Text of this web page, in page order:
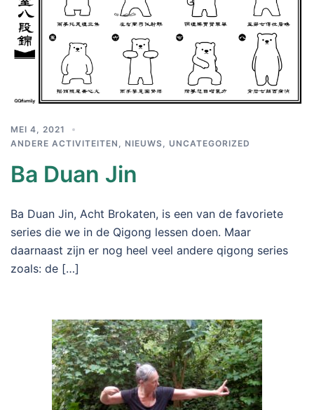
MEI 4, 2021
ANDERE ACTIVITEITEN
NIEUWS UNCATEGORIZED
Ba Duan Jin
Ba Duan Jin, Acht Brokaten, is een van de favoriete
series die we in de Qigong lessen doen. Maar
daarnaast zijn er nog heel veel andere qigong series
zoals: de […]